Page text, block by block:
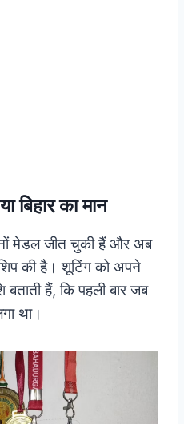
बिहार का मान
मेडल जीत चुकी हैं और अब
की है। शूटिंग को अपने
बताती हैं, कि पहली बार जब
था।